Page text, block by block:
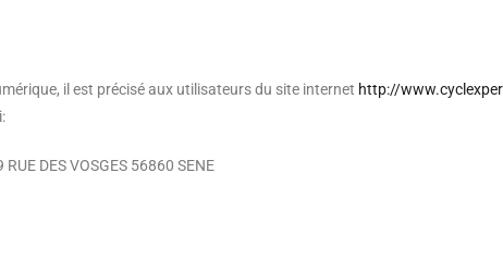
il est précisé aux utilisateurs du site internet http://
DES VOSGES 56860 SENE